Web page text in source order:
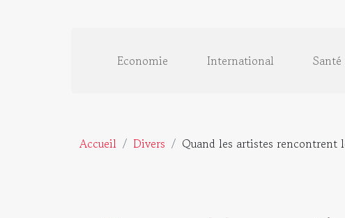
Economie International Santé
Accueil Divers Quand les artistes rencontrent